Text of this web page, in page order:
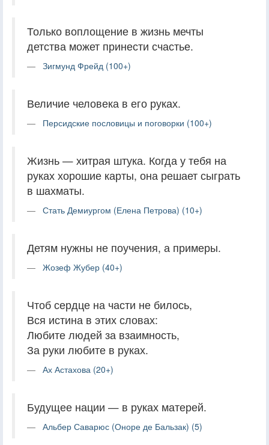
Только воплощение в жизнь мечты
детства может принести счастье.
Зигмунд Фрейд (100+)
Величие человека в его руках.
Персидские пословицы и поговорки (100+)
Жизнь — хитрая штука. Когда у тебя на
руках хорошие карты, она решает сыграть
в шахматы.
Стать Демиургом (Елена Петрова) (10+)
Детям нужны не поучения, а примеры.
Жозеф Жубер (40+)
Чтоб сердце на части не билось,
Вся истина в этих словах:
Любите людей за взаимность,
За руки любите в руках.
Ах Астахова (20+)
Будущее нации — в руках матерей.
Альбер Саварюс (Оноре де Бальзак) (5)